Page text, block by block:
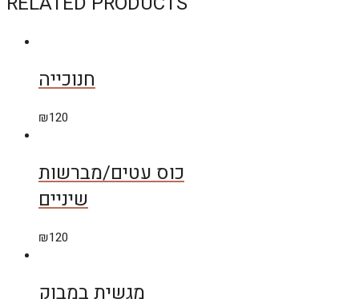
חנוכייה
₪120
כוס עטים/מברשות
שיניים
₪120
מגשית במבוק